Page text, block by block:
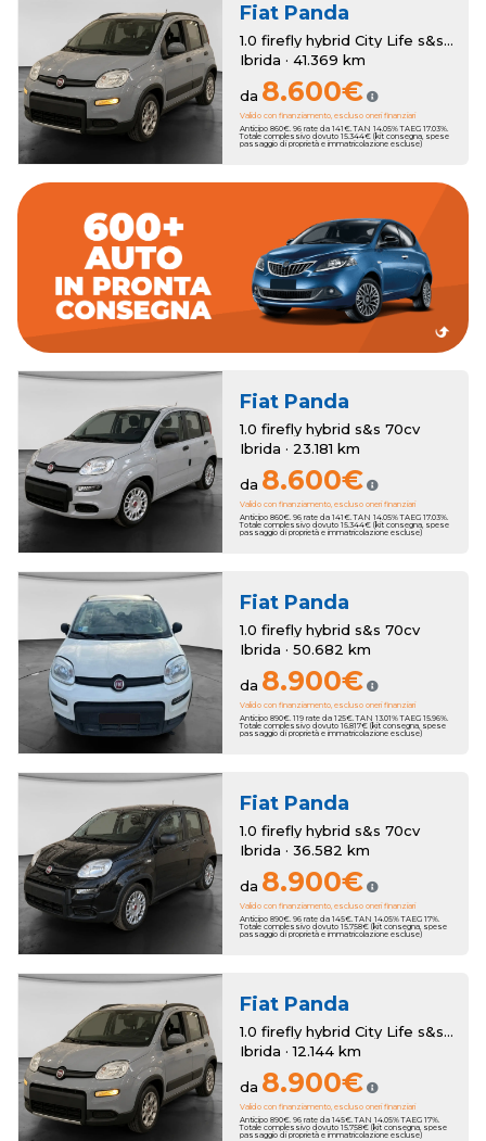
Fiat Panda
1.0 firefly hybrid City Life s&s 70cv
Ibrida · 41.369 km
da 8.600€
Valido con finanziamento, escluso oneri finanziari
Anticipo 860€. 96 rate da 141€. TAN 14.05% TAEG 17.03%.
Totale complessivo dovuto 15.344€ (kit consegna, spese
passaggio di proprietà e immatricolazione escluse)
Romana Auto propone una selezione accurata di vetture usate
e un'ampia scelta di auto km zero che ti garantiranno la
consegna rapida.
Concediti l'auto perfetta sceglienda fra oltre 600 vetture dei
migliori marchi accompagnato passa dopo passo
dall'esperienza del nostro Team.
Fiat Panda
1.0 firefly hybrid s&s 70cv
Ibrida · 23.181 km
da 8.600€
Valido con finanziamento, escluso oneri finanziari
Anticipo 860€. 96 rate da 141€. TAN 14.05% TAEG 17.03%.
Totale complessivo dovuto 15.344€ (kit consegna, spese
passaggio di proprietà e immatricolazione escluse)
Fiat Panda
1.0 firefly hybrid s&s 70cv
Ibrida · 50.682 km
da 8.900€
Valido con finanziamento, escluso oneri finanziari
Anticipo 890€. 119 rate da 125€. TAN 13.01% TAEG 15.96%.
Totale complessivo dovuto 16.817€ (kit consegna, spese
passaggio di proprietà e immatricolazione escluse)
Fiat Panda
1.0 firefly hybrid s&s 70cv
Ibrida · 36.582 km
da 8.900€
Valido con finanziamento, escluso oneri finanziari
Anticipo 890€. 96 rate da 145€. TAN 14.05% TAEG 17%.
Totale complessivo dovuto 15.758€ (kit consegna, spese
passaggio di proprietà e immatricolazione escluse)
Fiat Panda
1.0 firefly hybrid City Life s&s 70cv
Ibrida · 12.144 km
da 8.900€
Valido con finanziamento, escluso oneri finanziari
Anticipo 890€. 96 rate da 145€. TAN 14.05% TAEG 17%.
Totale complessivo dovuto 15.758€ (kit consegna, spese
passaggio di proprietà e immatricolazione escluse)